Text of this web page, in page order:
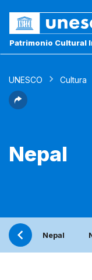
Patrimonio Cultural
UNESCO Cultura
Nepal
Nepal